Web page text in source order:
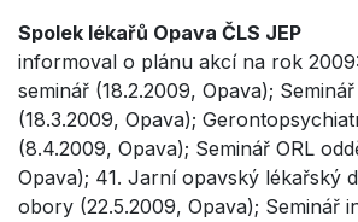
Spolek lékařů Opava ČLS JEP
informoval o plánu akcí na rok
seminář (18.2.2009, Opava);
(18.3.2009, Opava);
(8.4.2009, Opava); Seminář ORL
Opava); 41. Jarní opavský lékařský
obory (22.5.2009, Opava); Seminář